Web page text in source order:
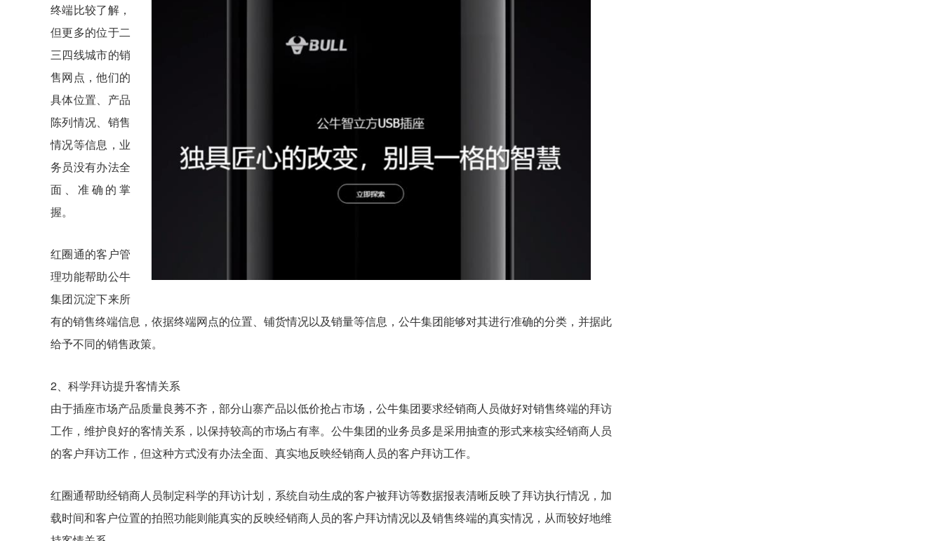
终端比较了解，
但更多的位于二
三四线城市的销
售网点，他们的
具体位置、产品
陈列情况、销售
情况等信息，业
务员没有办法全
面、准确的掌
握。
红圈通的客户管
理功能帮助公牛
集团沉淀下来所
有的销售终端信息，依据终端网点的位置、铺货情况以及销量等信息，公牛集团能够对其进行准确的分类，并据此
给予不同的销售政策。
2、科学拜访提升客情关系
由于插座市场产品质量良莠不齐，部分山寨产品以低价抢占市场，公牛集团要求经销商人员做好对销售终端的拜访
工作，维护良好的客情关系，以保持较高的市场占有率。公牛集团的业务员多是采用抽查的形式来核实经销商人员
的客户拜访工作，但这种方式没有办法全面、真实地反映经销商人员的客户拜访工作。
红圈通帮助经销商人员制定科学的拜访计划，系统自动生成的客户被拜访等数据报表清晰反映了拜访执行情况，加
载时间和客户位置的拍照功能则能真实的反映经销商人员的客户拜访情况以及销售终端的真实情况，从而较好地维